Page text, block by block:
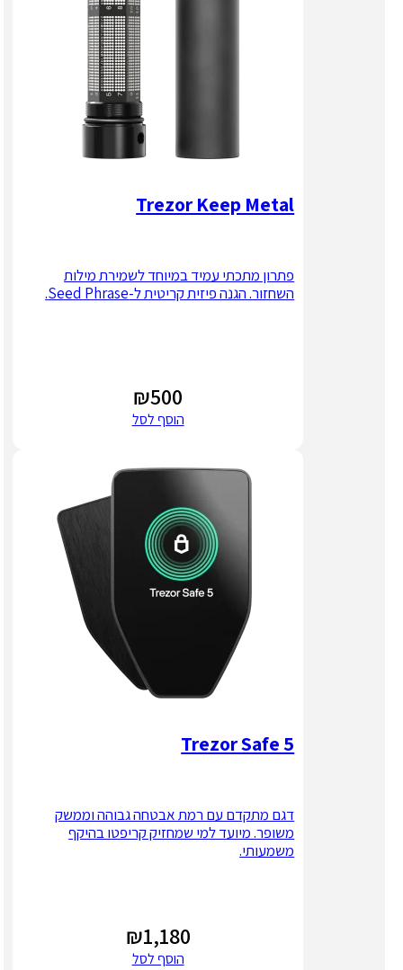
Trezor Keep Metal
פתרון מתכתי עמיד במיוחד לשמירת מילות
השחזור. הגנה פיזית קריטית ל-Seed Phrase.
₪500
הוסף לסל
Trezor Safe 5
דגם מתקדם עם רמת אבטחה גבוהה וממשק
משופר. מיועד למי שמחזיק קריפטו בהיקף
משמעותי.
₪1,180
הוסף לסל